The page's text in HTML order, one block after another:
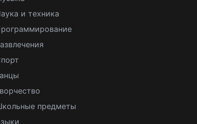
и техника
предметы